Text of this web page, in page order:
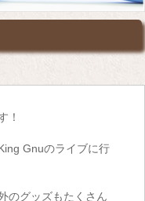
！
Gnuのライブに行
のグッズもたくさん